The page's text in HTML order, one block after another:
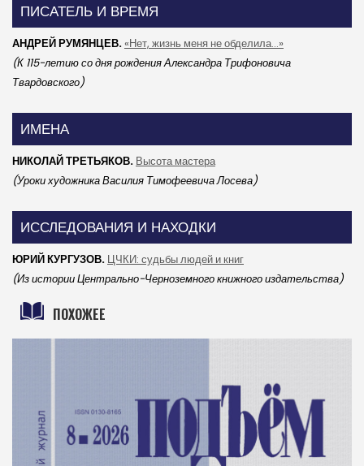
ПИСАТЕЛЬ И ВРЕМЯ
АНДРЕЙ РУМЯНЦЕВ. «Нет, жизнь меня не обделила...»
(К 115-летию со дня рождения Александра Трифоновича
Твардовского)
ИМЕНА
НИКОЛАЙ ТРЕТЬЯКОВ. Высота мастера
(Уроки художника Василия Тимофеевича Лосева)
ИССЛЕДОВАНИЯ И НАХОДКИ
ЮРИЙ КУРГУЗОВ. ЦЧКИ: судьбы людей и книг
(Из истории Центрально-Черноземного книжного издательства)
ПОХОЖЕЕ